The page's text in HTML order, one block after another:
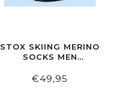
STOX SKIING MERINO
SOCKS MEN
€49,95